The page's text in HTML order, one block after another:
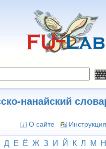
нанайский
О сайте Инструкция
Д Е Ё Ж З И Й К Л М Н